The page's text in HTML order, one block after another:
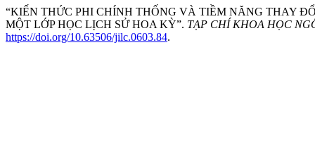
“KIẾN THỨC PHI CHÍNH THỐNG VÀ TIỀM NĂNG THAY
MỘT LỚP HỌC LỊCH SỬ HOA KỲ”. TẠP CHÍ KHOA HỌC
https://doi.org/10.63506/jilc.0603.84.